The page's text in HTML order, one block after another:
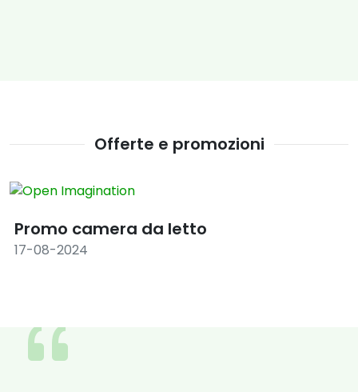
Offerte e promozioni
Promo camera da letto
17-08-2024